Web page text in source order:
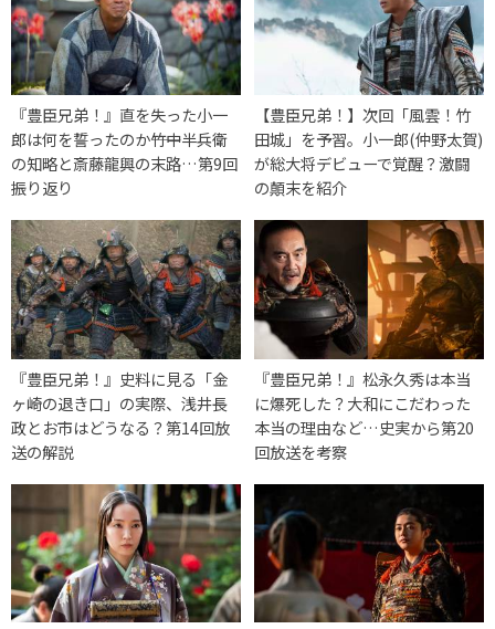
『豊臣兄弟！』直を失った小一
郎は何を誓ったのか――竹中半兵衛
の知略と斎藤龍興の末路…第9回
振り返り
【豊臣兄弟！】次回「風雲！竹
田城」を予習。小一郎(仲野太賀)
が総大将デビューで覚醒？激闘
の顛末を紹介
『豊臣兄弟！』史料に見る「金
ヶ崎の退き口」の実際、浅井長
政とお市はどうなる？第14回放
送の解説
『豊臣兄弟！』松永久秀は本当
に爆死した？大和にこだわった
本当の理由など…史実から第20
回放送を考察